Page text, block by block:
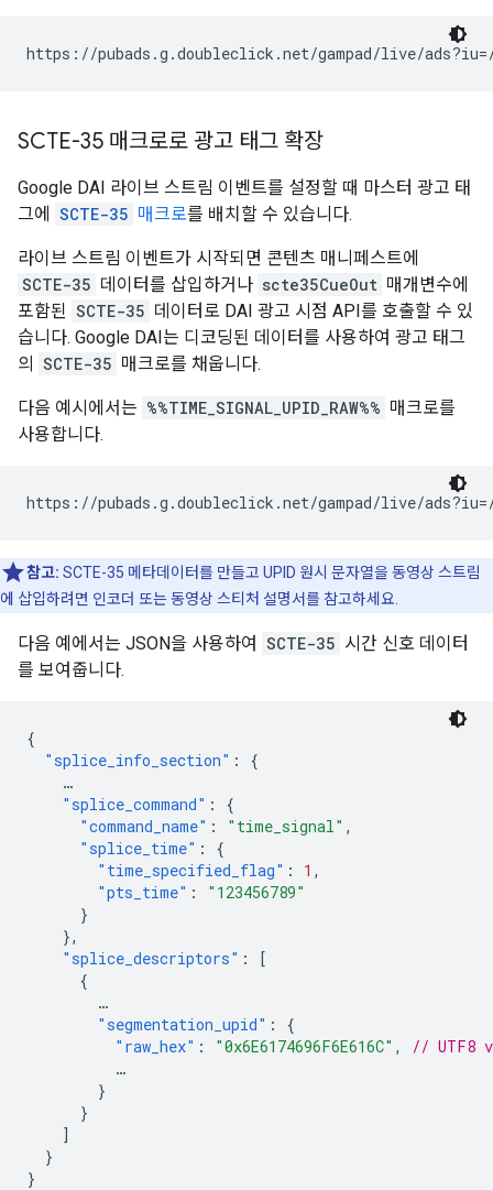
SCTE-35 매크로로 광고 태그 확장
Google DAI 라이브 스트림 이벤트를 설정할 때 마스터 광고 태
그에
SCTE-35 매크로를 배치할 수 있습니다.
라이브 스트림 이벤트가 시작되면 콘텐츠 매니페스트에
SCTE-35 데이터를 삽입하거나 scte35CueOut 매개변수에
포함된 SCTE-35 데이터로 DAI 광고 시점 API를 호출할 수 있
습니다. Google DAI는 디코딩된 데이터를 사용하여 광고 태그
의
SCTE-35 매크로를 채웁니다.
다음 예시에서는 %%TIME_SIGNAL_UPID_RAW%% 매크로를
사용합니다.
참고: SCTE-35 메타데이터를 만들고 UPID 원시 문자열을 동영상 스트림
에 삽입하려면 인코더 또는 동영상 스티처 설명서를 참고하세요.
다음 예에서는 JSON을 사용하여 SCTE-35 시간 신호 데이터
를 보여줍니다.
{
"splice_info_section" :
{
…
"splice_command" :
{
"command_name" : "time_signal" ,
"splice_time" :
{
"time_specified_flag" : 1 ,
"pts_time" :
"123456789"
}
},
"splice_descriptors" :
[
{
…
"segmentation_upid" :
{
"raw_hex" : "0x6E6174696F6E616C" ,
// UTF8
…
}
}
]
}
}